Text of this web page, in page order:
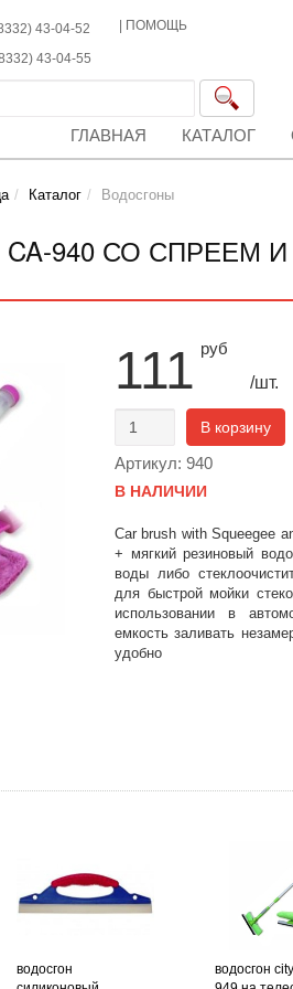
43-04-52
43-04-55
ПОМОЩЬ
ГЛАВНАЯ КАТАЛОГ
Каталог Водосгоны
CA-940 СО СПРЕЕМ
111 руб
/шт.
В корзину
Артикул: 940
В НАЛИЧИИ
Car brush with Squeegee
+ мягкий резиновый
воды либо
для быстрой мойки
использовании в
емкость заливать
удобно
водосгон
водосгон